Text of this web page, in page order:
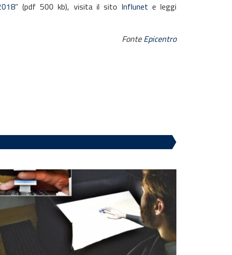
” (pdf 500 kb), visita il sito Influnet e leggi
FonteEpicentro